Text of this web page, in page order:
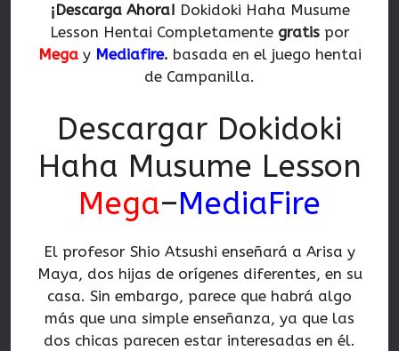
¡Descarga Ahora! Dokidoki Haha Musume
Lesson Hentai Completamente gratispor
Megay Mediafire. basada en el juego hentai
de Campanilla.
Descargar Dokidoki
Haha Musume Lesson
Mega–MediaFire
El profesor Shio Atsushi enseñará a Arisa y
Maya, dos hijas de orígenes diferentes, en su
casa. Sin embargo, parece que habrá algo
más que una simple enseñanza, ya que las
dos chicas parecen estar interesadas en él.